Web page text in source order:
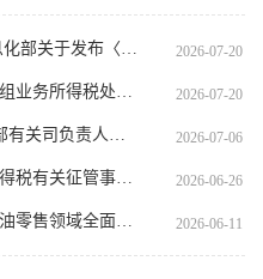
业车辆目录〉（第二十二批）的公告》的解读 2026-07-20
管问题的公告》的解读 2026-07-20
汽车车船税优惠政策答记者问 2026-07-06
事项的公告》的解读 2026-06-26
票”有关事项的公告》的解读 2026-06-11